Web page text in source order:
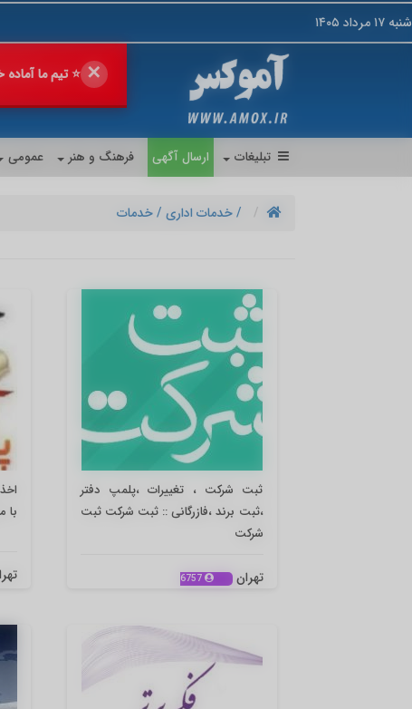
شنبه ۱۷ مرداد ۱۴۰۵
✕ 🔥 فروش خود
💎 پیشنهاد
تبلیغات ارسال آگهی فرهنگ و هنر عمومی
/ خدمات اداری / خدمات
با مبلغ
ثبت شرکت ، تغییرات ،پلمپ دفتر
،ثبت برند ،فازرگانی :: ثبت شرکت ثبت
شرکت
تهران 6757